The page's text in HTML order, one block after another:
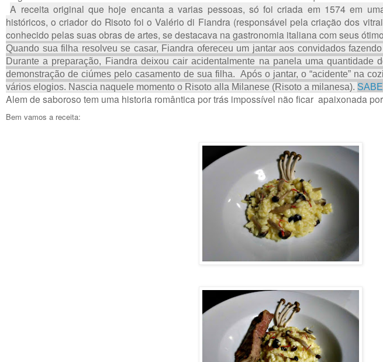
A receita original que hoje encanta a varias pessoas, só foi criada em 1574 em
históricos, o criador do Risoto foi o Valério di Fiandra (responsável pela criação dos
conhecido pelas suas obras de artes, se destacava na gastronomia italiana com seus
Quando sua filha resolveu se casar, Fiandra ofereceu um jantar aos convidados
Durante a preparação, Fiandra deixou cair acidentalmente na panela uma quantidade
demonstração de ciúmes pelo casamento de sua filha. Após o jantar, o “acidente” na
vários elogios. Nascia naquele momento o Risoto alla Milanese (Risoto a milanesa).
Alem de saboroso tem uma historia romântica por trás impossível não ficar apaixonada
Bem vamos a receita: